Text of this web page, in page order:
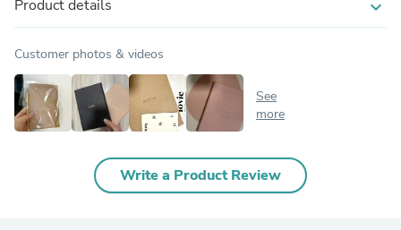
Product details expand_more
Customer photos & videos
See
more
Write a Product Review